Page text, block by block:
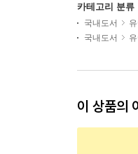
카테고리 분류
국내도서
국내도서
이 상품의